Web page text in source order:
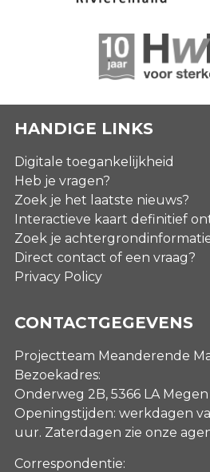
HANDIGE LINKS
Digitale toegankelijkheid
Heb je vragen?
Zoek je het laatste nieuws?
Interactieve kaart definitief
Zoek je
Direct contact of een vraag?
Privacy Policy
CONTACTGEGEVENS
Projectteam Meanderende
Bezoekadres:
Onderweg 2B, 5366 LA Megen
Openingstijden: werkdagen
uur. Zaterdagen zie onze
Correspondentie: